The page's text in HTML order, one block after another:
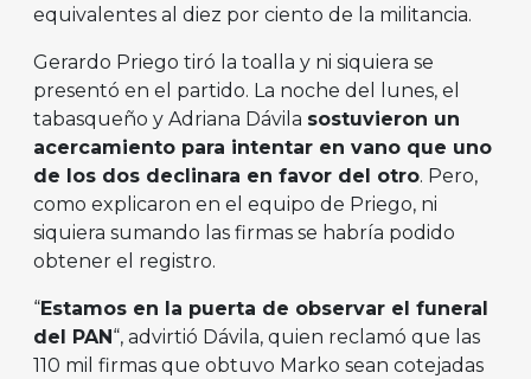
equivalentes al diez por ciento de la militancia.
Gerardo Priego tiró la toalla y ni siquiera se
presentó en el partido. La noche del lunes, el
tabasqueño y Adriana Dávila sostuvieron un
acercamiento para intentar en vano que uno
de los dos declinara en favor del otro. Pero,
como explicaron en el equipo de Priego, ni
siquiera sumando las firmas se habría podido
obtener el registro.
“Estamos en la puerta de observar el funeral
del PAN “, advirtió Dávila, quien reclamó que las
110 mil firmas que obtuvo Marko sean cotejadas